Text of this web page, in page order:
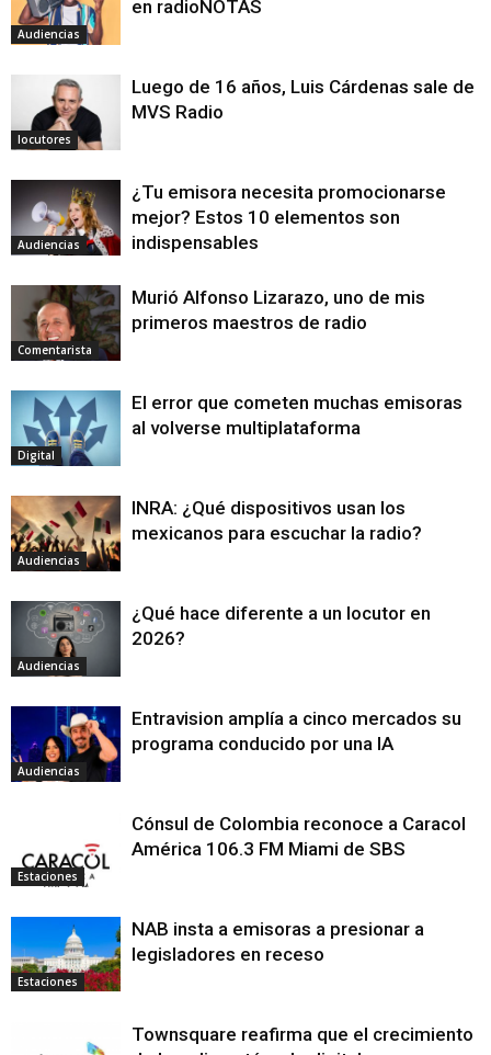
Audiencias
en radioNOTAS
locutores
Luego de 16 años, Luis Cárdenas sale de
MVS Radio
Audiencias
¿Tu emisora necesita promocionarse
mejor? Estos 10 elementos son
indispensables
Comentarista
Murió Alfonso Lizarazo, uno de mis
primeros maestros de radio
Digital
El error que cometen muchas emisoras
al volverse multiplataforma
Audiencias
INRA: ¿Qué dispositivos usan los
mexicanos para escuchar la radio?
Audiencias
¿Qué hace diferente a un locutor en
2026?
Audiencias
Entravision amplía a cinco mercados su
programa conducido por una IA
Estaciones
Cónsul de Colombia reconoce a Caracol
América 106.3 FM Miami de SBS
Estaciones
NAB insta a emisoras a presionar a
legisladores en receso
Townsquare reafirma que el crecimiento